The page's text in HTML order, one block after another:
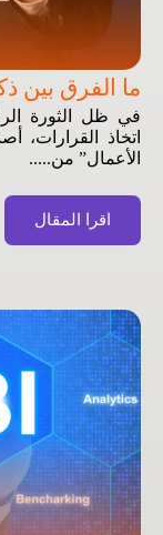
ما الفرق بين
في ظل الثورة
اتخاذ القرارات،
الأعمال” من.....
اقرا المقال